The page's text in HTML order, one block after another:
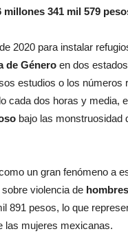
millones 341 mil 579
2020 para instalar
de Género en dos
estudios o los números
cada dos horas y media,
bajo las monstruosidad
un gran fenómeno a
violencia de hombres
891 pesos, lo que
las mujeres mexicanas.